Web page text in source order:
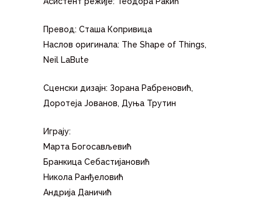
Превод: Сташа Копривица
Наслов оригинала: The Shape of Things,
Neil LaBute
Сценски дизајн: Зорана Рабреновић,
Доротеја Јованов, Дуња Трутин
Играју:
Марта Богосављевић
Бранкица Себастијановић
Никола Ранђеловић
Андрија Даничић